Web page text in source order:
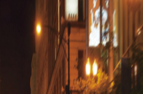
리
아,
올-
뉴
코
세
어